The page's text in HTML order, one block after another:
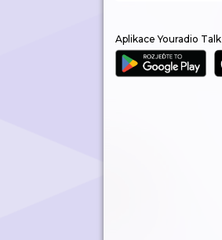
Aplikace Youradio Talk